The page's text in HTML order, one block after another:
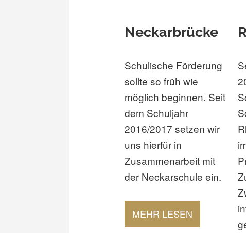
Neckarbrücke
Schulische Förderung
sollte so früh wie
möglich beginnen. Seit
dem Schuljahr
2016/2017 setzen wir
uns hierfür in
Zusammenarbeit mit
der Neckarschule ein.
MEHR LESEN